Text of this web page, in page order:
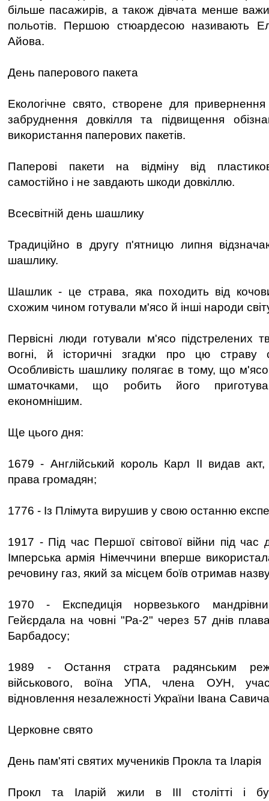
більше пасажирів, а також дівчата менше
польотів. Першою стюардесою називають
Айова.
День паперового пакета
Екологічне свято, створене для
забруднення довкілля та підвищення
використання паперових пакетів.
Паперові пакети на відміну від
самостійно і не завдають шкоди довкіллю.
Всесвітній день шашлику
Традиційно в другу п'ятницю липня
шашлику.
Шашлик - це страва, яка походить від
схожим чином готували м'ясо й інші народи
Первісні люди готували м'ясо підстрелених
вогні, й історичні згадки про цю страву
Особливість шашлику полягає в тому, що
шматочками, що робить його
економнішим.
Ще цього дня:
1679 - Англійський король Карл II видав
права громадян;
1776 - Із Плімута вирушив у свою останню
1917 - Під час Першої світової війни під час
Імперська армія Німеччини вперше
речовину газ, який за місцем боїв отримав
1970 - Експедиція норвезького
Гейєрдала на човні "Ра-2" через 57 днів
Барбадосу;
1989 - Остання страта радянським
військового, воїна УПА, члена ОУН,
відновлення незалежності України Івана
Церковне свято
День пам'яті святих мучеників Прокла та Іларія
Прокл та Іларій жили в III столітті і